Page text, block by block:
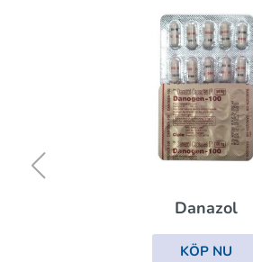
Danazol
KÖP NU